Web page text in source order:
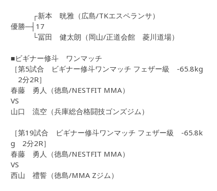
┌新本 晄雅（広島/TKエスペランサ）
優勝─┤17
└冨田 健太朗（岡山/正道会館 菱川道場）
■ビギナー修斗 ワンマッチ
［第5試合 ビギナー修斗ワンマッチ フェザー級 -65.8kg
2分2R］
春藤 勇人（徳島/NESTFIT MMA）
VS
山口 流空（兵庫総合格闘技ゴンズジム）
［第19試合 ビギナー修斗ワンマッチ フェザー級 -65.8k
g 2分2R］
春藤 勇人（徳島/NESTFIT MMA）
VS
西山 禮誓（徳島/MMA Zジム）